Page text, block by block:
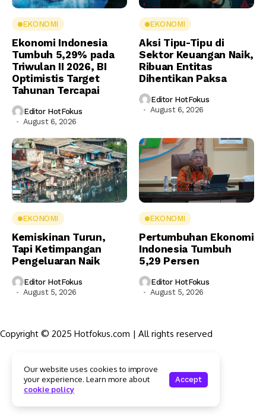
EKONOMI
Ekonomi Indonesia
Tumbuh 5,29% pada
Triwulan II 2026, BI
Optimistis Target
Tahunan Tercapai
Editor HotFokus
August 6, 2026
EKONOMI
Aksi Tipu-Tipu di
Sektor Keuangan Naik,
Ribuan Entitas
Dihentikan Paksa
Editor HotFokus
August 6, 2026
EKONOMI
Kemiskinan Turun,
Tapi Ketimpangan
Pengeluaran Naik
Editor HotFokus
August 5, 2026
EKONOMI
Pertumbuhan Ekonomi
Indonesia Tumbuh
5,29 Persen
Editor HotFokus
August 5, 2026
Copyright © 2025 Hotfokus.com | All rights reserved
Struktur Organisasi
Kode Etik Jurnalistik
Pedoman Pemberitaan Media Siber
Our website uses cookies to improve
your experience. Learn more about
cookie policy
Accept